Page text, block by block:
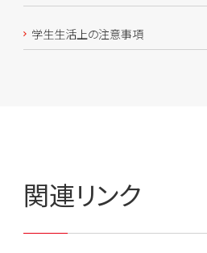
学生生活上の注意事項
関連リンク